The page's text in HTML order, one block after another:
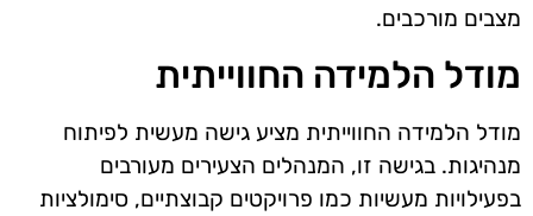
מצבים מורכבים.
מודל הלמידה החווייתית
מודל הלמידה החווייתית מציע גישה מעשית לפיתוח
מנהיגות. בגישה זו, המנהלים הצעירים מעורבים
בפעילויות מעשיות כמו פרויקטים קבוצתיים, סימולציות